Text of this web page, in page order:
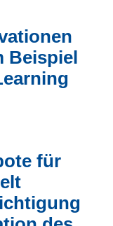
in
Beispiel
Analytics
für